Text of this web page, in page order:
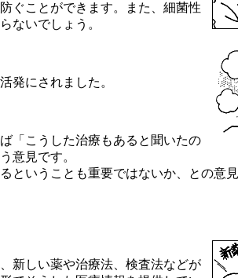
ぐことができます。また、細菌性
ないでしょう。
発にされました。
「こうした治療もあると聞いたの
意見です。
ということも重要ではないか、との意
新しい薬や治療法、検査法などが